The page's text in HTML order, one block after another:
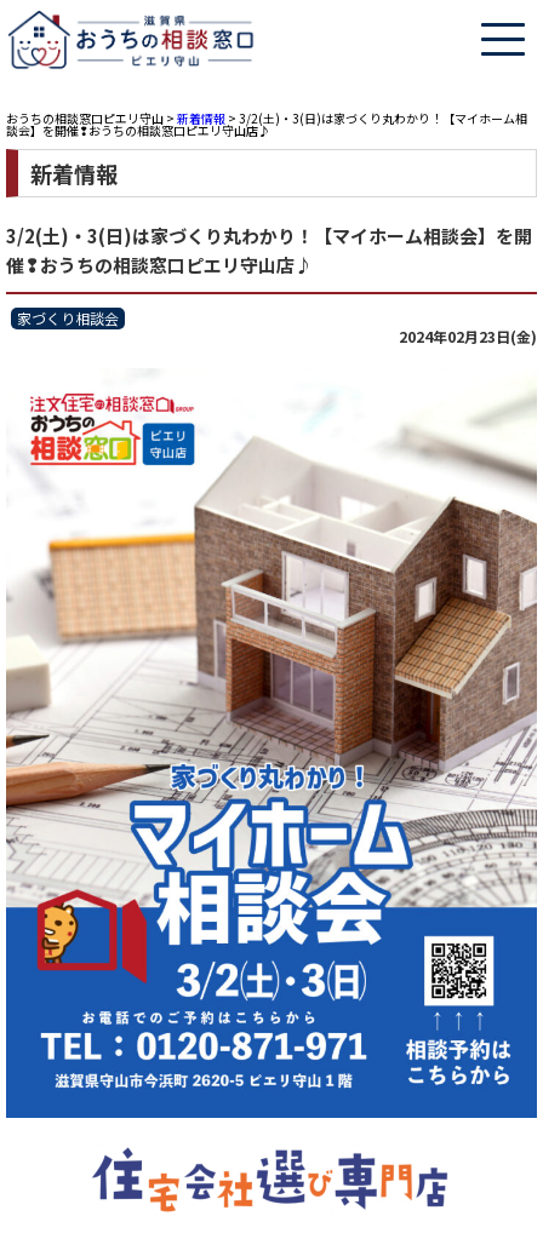
おうちの相談窓口ピエリ守山 > 新着情報 > 3/2(土)・3(日)は家づくり丸わかり！【マイホーム相
談会】を開催❢おうちの相談窓口ピエリ守山店♪
新着情報
3/2(土)・3(日)は家づくり丸わかり！【マイホーム相談会】を開
催❢おうちの相談窓口ピエリ守山店♪
家づくり相談会
2024年02月23日(金)